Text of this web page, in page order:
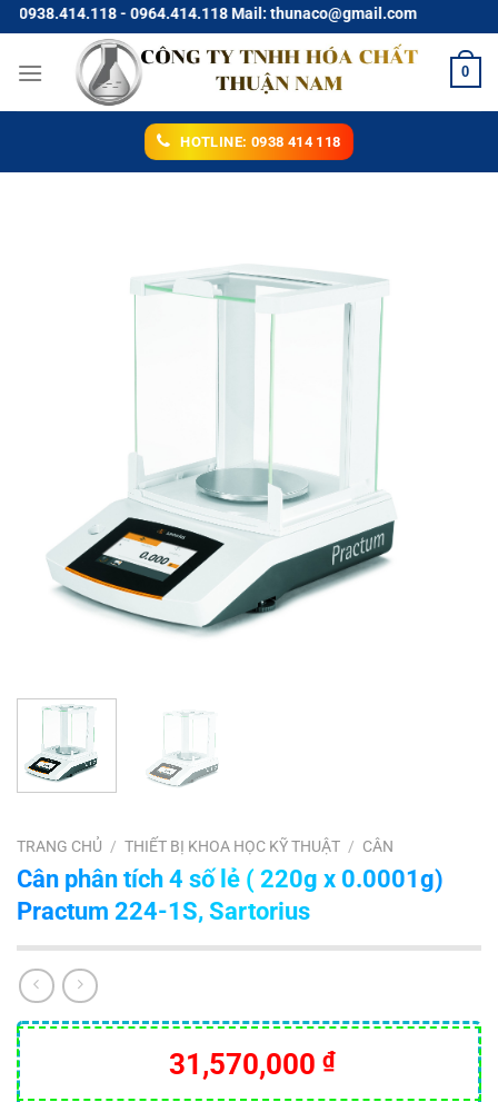
Chuyển
đến
nội
- 0964.414.118 Mail: thunaco@gmail.com
0
HOTLINE: 0938 414 118
TRANG CHỦ / THIẾT BỊ KHOA HỌC KỸ THUẬT / CÂN
Cân phân tích 4 số lẻ ( 220g x 0.0001g)
Practum 224-1S, Sartorius
31,570,000 ₫